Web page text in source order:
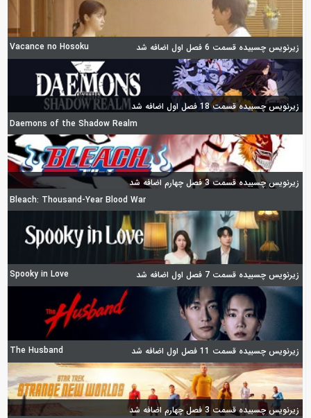
زیرنویس چسبیده قسمت 6 فصل اول اضافه شد Vacance no Hosoku
زیرنویس چسبیده قسمت 18 فصل اول اضافه شد
Daemons of the Shadow Realm
زیرنویس چسبیده قسمت 3 فصل چهارم اضافه شد
Bleach: Thousand-Year Blood War
زیرنویس چسبیده قسمت 7 فصل اول اضافه شد Spooky in Love
زیرنویس چسبیده قسمت 11 فصل اول اضافه شد The Husband
زیرنویس چسبیده قسمت 3 فصل چهارم اضافه شد